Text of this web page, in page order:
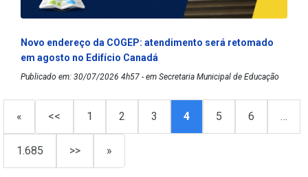
Novo endereço da COGEP: atendimento será retomado
em agosto no Edifício Canadá
Publicado em: 30/07/2026 4h57 - em Secretaria Municipal de Educação
« << 1 2 3 4 5 6 …
1.685 >> »